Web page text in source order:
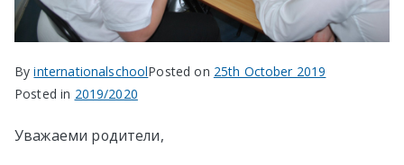
ByinternationalschoolPosted on 25th October 2019
Posted in 2019/2020
Уважаеми родители,